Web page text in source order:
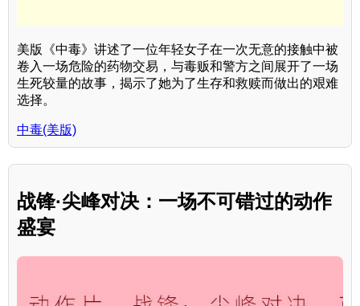
美版《中毒》讲述了一位年轻女子在一次无意的接触中被
卷入一场危险的药物交易，与毒贩和警方之间展开了一场
生死较量的故事，揭示了她为了生存和救赎而做出的艰难
选择。
中毒(美版)
战锋·尖峰对决：一场不可错过的动作
盛宴